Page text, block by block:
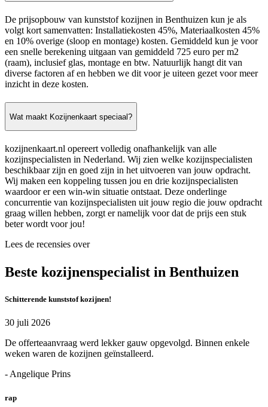
De prijsopbouw van kunststof kozijnen in Benthuizen kun je als
volgt kort samenvatten: Installatiekosten 45%, Materiaalkosten 45%
en 10% overige (sloop en montage) kosten. Gemiddeld kun je voor
een snelle berekening uitgaan van gemiddeld 725 euro per m2
(raam), inclusief glas, montage en btw. Natuurlijk hangt dit van
diverse factoren af en hebben we dit voor je uiteen gezet voor meer
inzicht in deze kosten.
Wat maakt Kozijnenkaart speciaal?
kozijnenkaart.nl opereert volledig onafhankelijk van alle
kozijnspecialisten in Nederland. Wij zien welke kozijnspecialisten
beschikbaar zijn en goed zijn in het uitvoeren van jouw opdracht.
Wij maken een koppeling tussen jou en drie kozijnspecialisten
waardoor er een win-win situatie ontstaat. Deze onderlinge
concurrentie van kozijnspecialisten uit jouw regio die jouw opdracht
graag willen hebben, zorgt er namelijk voor dat de prijs een stuk
beter wordt voor jou!
Lees de recensies over
Beste kozijnenspecialist in Benthuizen
Schitterende kunststof kozijnen!
30 juli 2026
De offerteaanvraag werd lekker gauw opgevolgd. Binnen enkele
weken waren de kozijnen geïnstalleerd.
- Angelique Prins
rap